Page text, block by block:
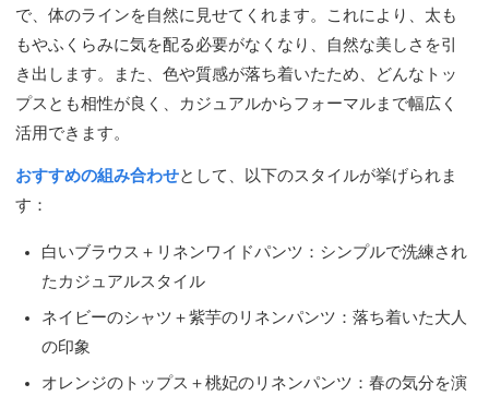
で、体のラインを自然に見せてくれます。これにより、太も
もやふくらみに気を配る必要がなくなり、自然な美しさを引
き出します。また、色や質感が落ち着いたため、どんなトッ
プスとも相性が良く、カジュアルからフォーマルまで幅広く
活用できます。
おすすめの組み合わせとして、以下のスタイルが挙げられま
す：
白いブラウス＋リネンワイドパンツ：シンプルで洗練され
たカジュアルスタイル
ネイビーのシャツ＋紫芋のリネンパンツ：落ち着いた大人
の印象
オレンジのトップス＋桃妃のリネンパンツ：春の気分を演